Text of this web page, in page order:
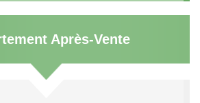
Après-Vente